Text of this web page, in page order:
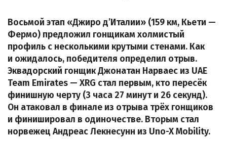
Восьмой этап «Джиро д’Италии» (159 км, Кьети —
Фермо) предложил гонщикам холмистый
профиль с несколькими крутыми стенами. Как
и ожидалось, победителя определил отрыв.
Эквадорский гонщик Джонатан Нарваес из UAE
Team Emirates — XRG стал первым, кто пересёк
финишную черту (3 часа 27 минут и 26 секунд).
Он атаковал в финале из отрыва трёх гонщиков
и финишировал в одиночестве. Вторым стал
норвежец Андреас Лекнесунн из Uno-X Mobility.